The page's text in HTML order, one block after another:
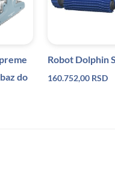
do
Robot Dolphin
160.752,00 RSD